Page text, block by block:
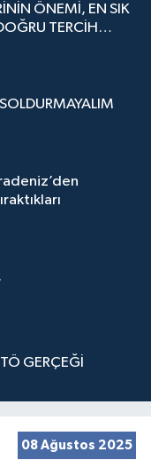
ÖNEMİ, EN SIK
TERCİH
GERÇEĞİ
08 Ağustos 2025